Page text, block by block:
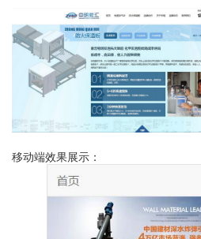
移动端效果展示：